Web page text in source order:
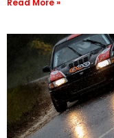
Read More »